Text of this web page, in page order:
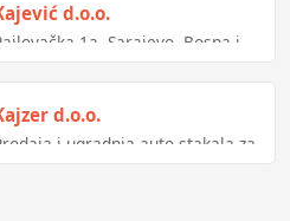
d.o.o.
1a, Sarajevo, Bosna i
d.o.o.
i ugradnja auto stakala za